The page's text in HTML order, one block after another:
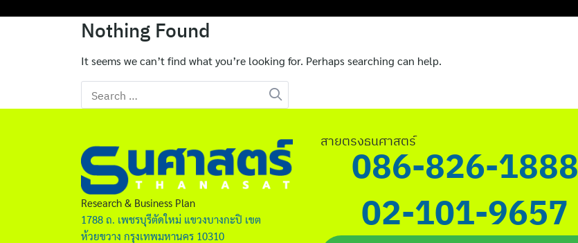
English
for:
Nothing Found
It seems we can’t find what you’re looking for. Perhaps searching can help.
Search
for:
Research & Business Plan
1788 ถ. เพชรบุรีตัดใหม่ แขวงบางกะปิ เขต
ห้วยขวาง กรุงเทพมหานคร 10310
สายตรงธนศาสตร์
086-826-1888
02-101-9657